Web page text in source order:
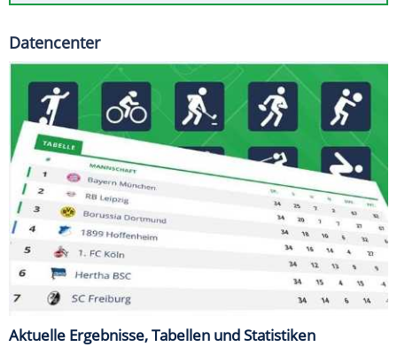
Datencenter
Aktuelle Ergebnisse, Tabellen und Statistiken